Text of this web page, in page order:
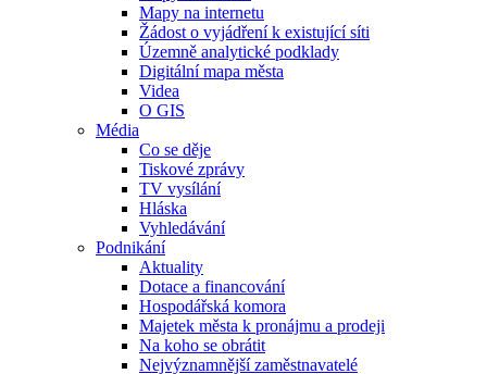
Mapy na internetu
Žádost o vyjádření k existující síti
Územně analytické podklady
Digitální mapa města
Videa
O GIS
Média
Co se děje
Tiskové zprávy
TV vysílání
Hláska
Vyhledávání
Podnikání
Aktuality
Dotace a financování
Hospodářská komora
Majetek města k pronájmu a prodeji
Na koho se obrátit
Nejvýznamnější zaměstnavatelé